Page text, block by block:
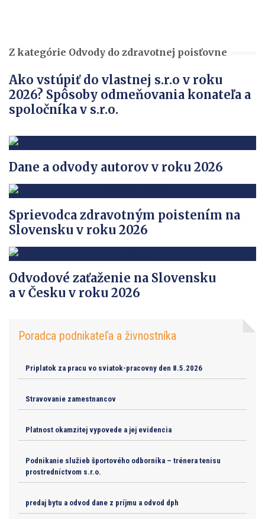
Z kategórie Odvody do zdravotnej poisťovne
Ako vstúpiť do vlastnej s.r.o v roku
2026? Spôsoby odmeňovania konateľa a
spoločníka v s.r.o.
Dane a odvody autorov v roku 2026
Sprievodca zdravotným poistením na
Slovensku v roku 2026
Odvodové zaťaženie na Slovensku
a v Česku v roku 2026
Poradca podnikateľa a živnostníka
Priplatok za pracu vo sviatok-pracovny den 8.5.2026
Stravovanie zamestnancov
Platnost okamzitej vypovede a jej evidencia
Podnikanie služieb športového odborníka – trénera tenisu
prostredníctvom s.r.o.
predaj bytu a odvod dane z príjmu a odvod dph